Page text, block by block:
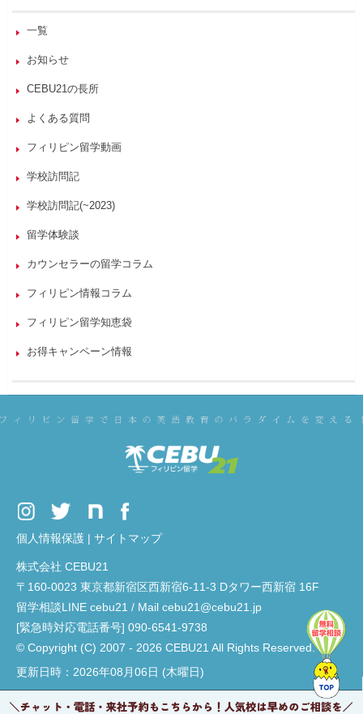
一覧
お知らせ
CEBU21の長所
よくある質問
フィリピン留学動画
学校訪問記
学校訪問記(~2023)
留学体験談
カウンセラーの留学コラム
フィリピン情報コラム
フィリピン留学知恵袋
お得キャンペーン情報
個人情報保護 | サイトマップ
株式会社 CEBU21
〒160-0023 東京都新宿区西新宿6-11-3 Dタワー西新宿 16F
留学相談LINE cebu21 / Mail cebu21@cebu21.jp
[緊急時対応電話番号] 090-6541-9738
© Copyright (C) 2007 - 2026 CEBU21 All Rights Reserved.
更新日時：2026年08月06日 (木曜日)